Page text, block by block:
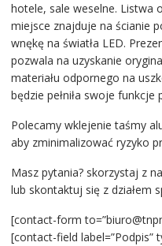
hotele, sale weselne. Listwa
miejsce znajduje na ścianie
wnękę na światła LED.
pozwala na uzyskanie
materiału odpornego na
będzie pełniła swoje funkcje
Polecamy wklejenie taśmy
aby zminimalizować ryzyko
Masz pytania? skorzystaj z
lub skontaktuj się z działem
[contact-form
[contact-field label=”Podpis”